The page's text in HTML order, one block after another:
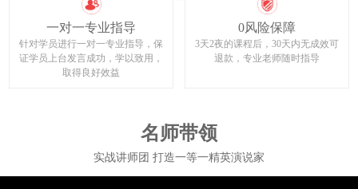
一对一专业指导
针对学员进行一对一专业指导，保
证学员上台发言成功，学以致用，
取得良好效益
0风险保障
3天2夜的课程后，30天内无成效可
退款，专业老师随时指导
名师带领
实战讲师团 打造一等一精英演说家